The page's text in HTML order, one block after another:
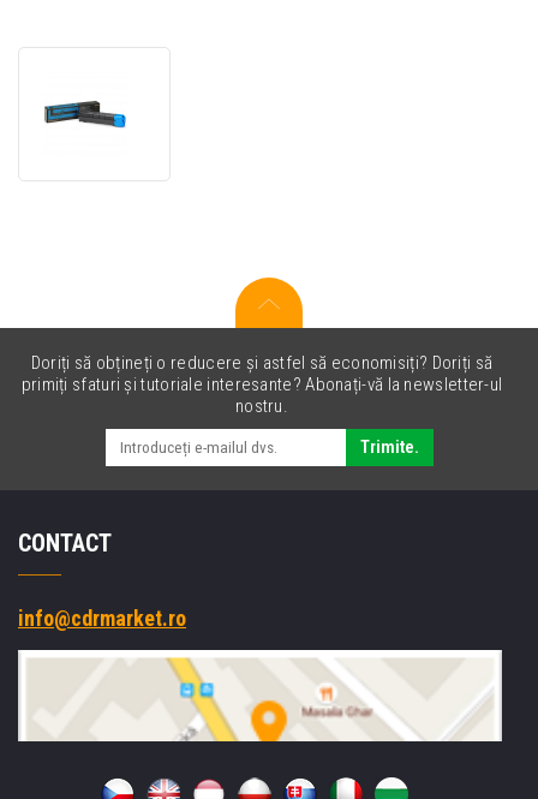
cyan
Doriți să obțineți o reducere și astfel să economisiți? Doriți să
primiți sfaturi și tutoriale interesante? Abonați-vă la newsletter-ul
nostru.
Trimite.
CONTACT
info@cdrmarket.ro